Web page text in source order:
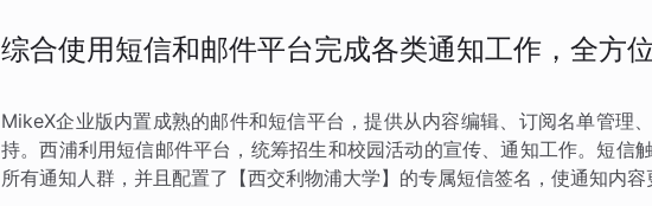
综合使用短信和邮件平台完成各类通知工作，全方
MikeX企业版内置成熟的邮件和短信平台，提供从内容编辑、订阅名单管理
持。西浦利用短信邮件平台，统筹招生和校园活动的宣传、通知工作。短信
所有通知人群，并且配置了【西交利物浦大学】的专属短信签名，使通知内容